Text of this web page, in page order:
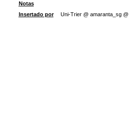
Notas
Insertado por
Uni-Trier @ amaranta_sg @